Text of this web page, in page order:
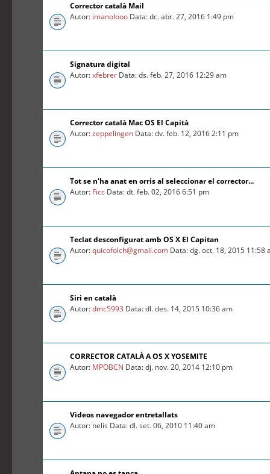
Corrector català Mail
Autor: imanolooo Data: dc. abr. 27, 2016 1:49 pm
Signatura digital
Autor:xfebrer Data: ds. feb. 27, 2016 12:29 am
Corrector català Mac OS El Capità
Autor:zeppelingen Data: dv. feb. 12, 2016 2:11 pm
Tot se n'ha anat en orris al seleccionar el corrector...
Autor: Ficc Data: dt. feb. 02, 2016 6:51 pm
Teclat desconfigurat amb OS X El Capitan
Autor:quicofolch@gmail.com Data: dg. oct. 18, 2015 11:58
Siri en català
Autor:dmc5993 Data: dl. des. 14, 2015 10:36 am
CORRECTOR CATALÀ A OS X YOSEMITE
Autor: MPOBCN Data: dj. nov. 20, 2014 12:10 pm
Videos navegador entretallats
Autor: nelis Data: dl. set. 06, 2010 11:40 am